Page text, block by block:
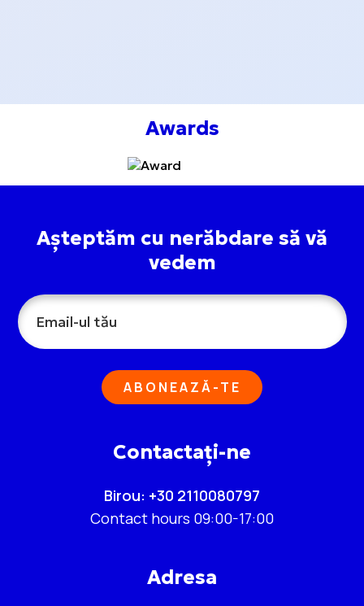
Așteptăm cu nerăbdare să vă
vedem
ABONEAZĂ-TE
Contactați-ne
Birou: +30 2110080797
Contact hours 09:00-17:00
Adresa
Awards